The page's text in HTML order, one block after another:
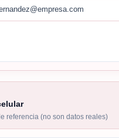
referencia (no son datos reales)